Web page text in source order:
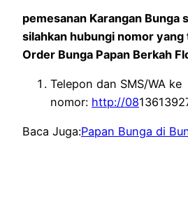
pemesanan Karangan Bunga
silahkan hubungi nomor yang
Order Bunga Papan Berkah
Telepon dan SMS/WA ke
nomor: http://08
Baca Juga:Papan Bunga di